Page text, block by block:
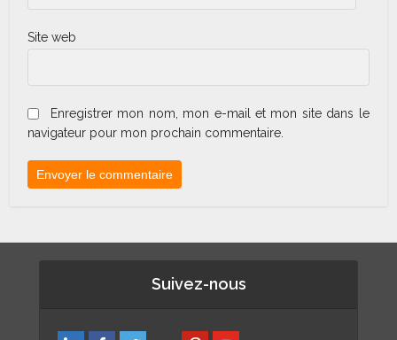
Site web
Enregistrer mon nom, mon e-mail et mon site dans le
navigateur pour mon prochain commentaire.
Suivez-nous